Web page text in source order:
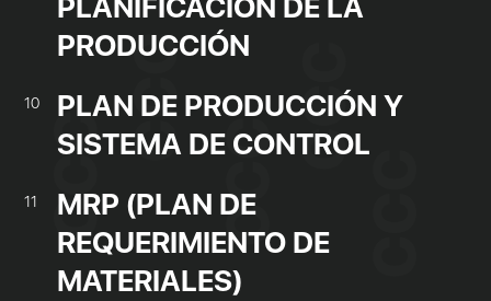
PLANIFICACIÓN DE LA
PRODUCCIÓN
10
PLAN DE PRODUCCIÓN Y
SISTEMA DE CONTROL
11
MRP (PLAN DE
REQUERIMIENTO DE
MATERIALES)